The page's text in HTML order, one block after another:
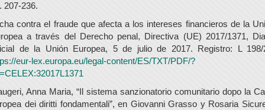
207-236.
contra el fraude que afecta a los intereses financieros de la
a través del Derecho penal, Directiva (UE) 2017/1371,
de la Unión Europea, 5 de julio de 2017. Registro: L 198/
eur-lex.europa.eu/legal-content/ES/TXT/PDF/?
Anna Maria, “Il sistema sanzionatorio comunitario dopo la
dei diritti fondamentali”, en Giovanni Grasso y Rosaria